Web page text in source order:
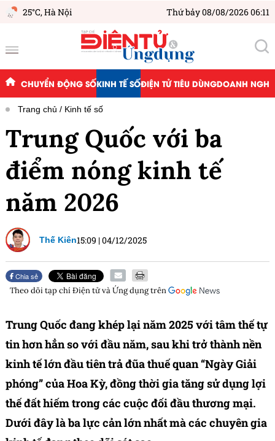
25°C,Hà Nội Thứ bảy 08/08/2026 06:11
CHUYỂN ĐỘNG SỐKINH TẾ SỐĐIỆN TỬ TIÊU DÙNGDOANH
Trang chủ Kinh tế số
Trung Quốc với ba
điểm nóng kinh tế
năm 2026
Thế Kiên15:09 |04/12/2025
Chia sẻ
Theo dõi tạp chíĐiện tử và Ứng dụngtrên
Trung Quốc đang khép lại năm 2025 với tâm thế tự
tin hơn hẳn so với đầu năm, sau khi trở thành nền
kinh tế lớn đầu tiên trả đũa thuế quan “Ngày Giải
phóng” của Hoa Kỳ, đồng thời gia tăng sử dụng lợi
thế đất hiếm trong các cuộc đối đầu thương mại.
Dưới đây là ba lực cản lớn nhất mà các chuyên gia